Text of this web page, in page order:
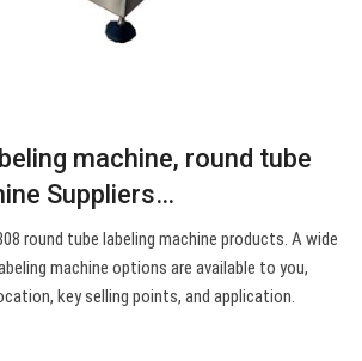
machine, round tube
Suppliers…
round tube labeling machine products. A wide
machine options are available to you,
key selling points, and application.